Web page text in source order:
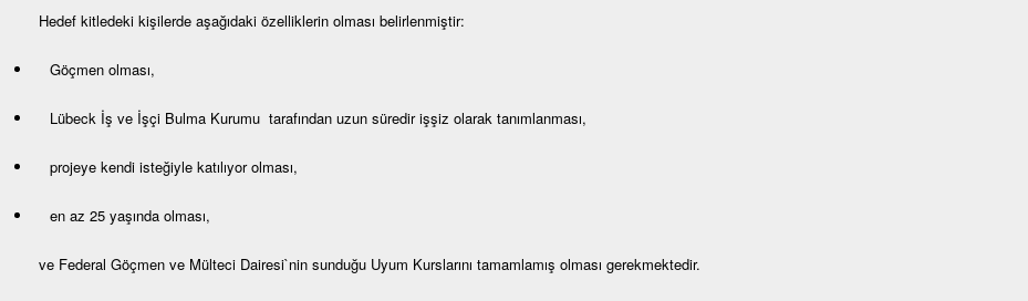
Hedef kitledeki kişilerde aşağıdaki özelliklerin olması belirlenmiştir:
Göçmen olması,
Lübeck İş ve İşçi Bulma Kurumu tarafından uzun süredir işşiz olarak tanımlanması,
projeye kendi isteğiyle katılıyor olması,
en az 25 yaşında olması,
ve Federal Göçmen ve Mülteci Dairesi`nin sunduğu Uyum Kurslarını tamamlamış olması gerekmektedir.